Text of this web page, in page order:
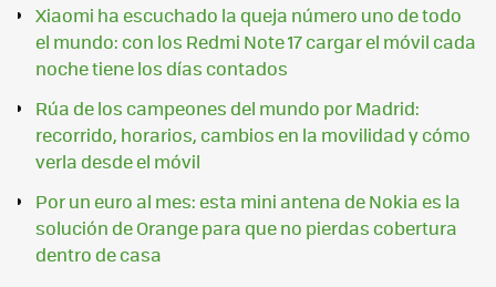
Xiaomi ha escuchado la queja número uno de todo
el mundo: con los Redmi Note 17 cargar el móvil cada
noche tiene los días contados
Rúa de los campeones del mundo por Madrid:
recorrido, horarios, cambios en la movilidad y cómo
verla desde el móvil
Por un euro al mes: esta mini antena de Nokia es la
solución de Orange para que no pierdas cobertura
dentro de casa